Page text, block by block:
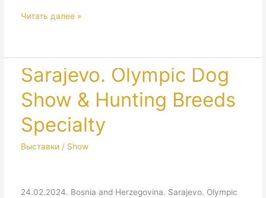
Russia.
Читать далее »
Sarajevo. Olympic Dog
Show & Hunting Breeds
Specialty
Выставки / Show
24.02.2024. Bosnia and Herzegovina. Sarajevo. Olympic